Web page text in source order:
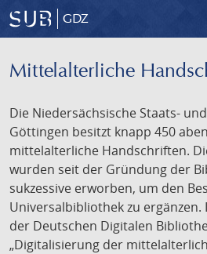
GDZ
Mittelalterliche
Die Niedersächsische Staats-
Göttingen besitzt knapp 450
mittelalterliche Handschriften.
wurden seit der Gründung der
sukzessive erworben, um den
Universalbibliothek zu ergänzen.
der Deutschen Digitalen
„Digitalisierung der